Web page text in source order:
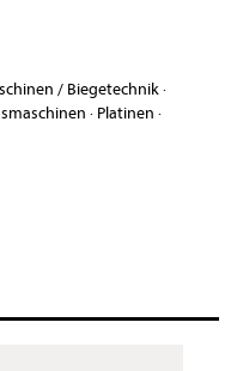
/ Biegetechnik·
· Platinen ·